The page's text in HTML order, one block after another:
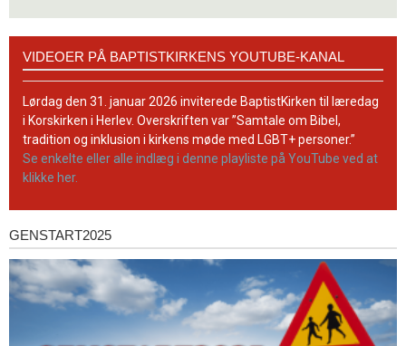
BaptistKirkens
YouTube-
kanal
VIDEOER PÅ BAPTISTKIRKENS YOUTUBE-KANAL
Lørdag den 31. januar 2026 inviterede BaptistKirken til læredag
i Korskirken i Herlev. Overskriften var ”Samtale om Bibel,
tradition og inklusion i kirkens møde med LGBT+ personer.”
Se enkelte eller alle indlæg i denne playliste på YouTube ved at
klikke her.
Genstart2025
GENSTART2025